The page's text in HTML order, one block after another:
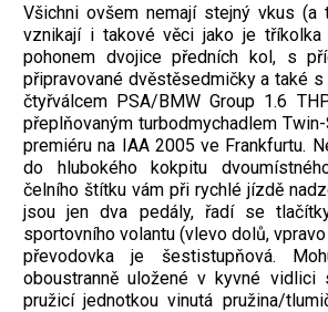
Všichni ovšem nemají stejný vkus (a
vznikají i takové věci jako je tříkolka
pohonem dvojice předních kol, s
připravované dvěstěsedmičky a také
čtyřválcem PSA/BMW Group 1.6
přeplňovaným turbodmychadlem
premiéru na IAA 2005 ve Frankfurtu.
do hlubokého kokpitu
čelního štítku vám při rychlé jízdě
jsou jen dva pedály, řadí se
sportovního volantu (vlevo dolů,
převodovka je šestistupňová.
oboustranně uložené v kyvné vidlici
pružicí jednotkou vinutá pružina/